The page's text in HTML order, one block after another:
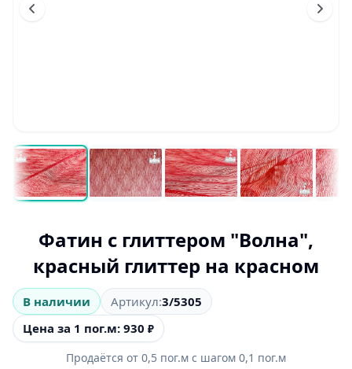
Фатин с глиттером "Волна",
красный глиттер на красном
В наличии Артикул:3/5305
Цена за 1 пог.м: 930 ₽
Продаётся от 0,5 пог.м с шагом 0,1 пог.м